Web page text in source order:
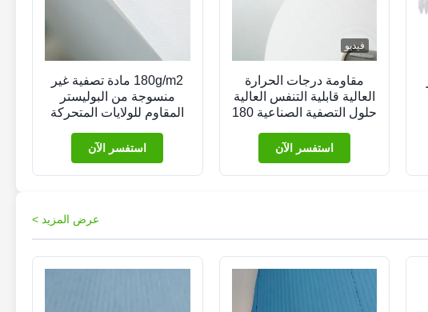
فيديو
مقاومة درجات الحرارة
العالية قابلية التنفس العالية
حلول التصفية الصناعية 180
التصفية البوليستر المتصلة
استفسر الآن
180g/m2 مادة تصفية غير
منسوجة من البوليستر
المقاوم للولايات المتحركة
استفسر الآن
عرض المزيد >